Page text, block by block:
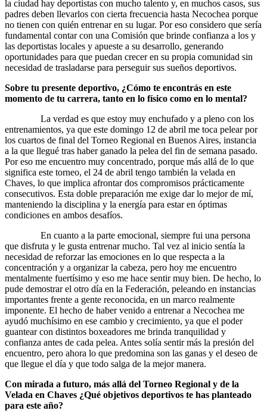
la ciudad hay deportistas con mucho talento y, en muchos casos, sus
padres deben llevarlos con cierta frecuencia hasta Necochea porque
no tienen con quién entrenar en su lugar. Por eso considero que sería
fundamental contar con una Comisión que brinde confianza a los y
las deportistas locales y apueste a su desarrollo, generando
oportunidades para que puedan crecer en su propia comunidad sin
necesidad de trasladarse para perseguir sus sueños deportivos.
Sobre tu presente deportivo, ¿Cómo te encontrás en este
momento de tu carrera, tanto en lo físico como en lo mental?
La verdad es que estoy muy enchufado y a pleno con los
entrenamientos, ya que este domingo 12 de abril me toca pelear por
los cuartos de final del Torneo Regional en Buenos Aires, instancia
a la que llegué tras haber ganado la pelea del fin de semana pasado.
Por eso me encuentro muy concentrado, porque más allá de lo que
significa este torneo, el 24 de abril tengo también la velada en
Chaves, lo que implica afrontar dos compromisos prácticamente
consecutivos. Esta doble preparación me exige dar lo mejor de mí,
manteniendo la disciplina y la energía para estar en óptimas
condiciones en ambos desafíos.
En cuanto a la parte emocional, siempre fui una persona
que disfruta y le gusta entrenar mucho. Tal vez al inicio sentía la
necesidad de reforzar las emociones en lo que respecta a la
concentración y a organizar la cabeza, pero hoy me encuentro
mentalmente fuertísimo y eso me hace sentir muy bien. De hecho, lo
pude demostrar el otro día en la Federación, peleando en instancias
importantes frente a gente reconocida, en un marco realmente
imponente. El hecho de haber venido a entrenar a Necochea me
ayudó muchísimo en ese cambio y crecimiento, ya que el poder
guantear con distintos boxeadores me brinda tranquilidad y
confianza antes de cada pelea. Antes solía sentir más la presión del
encuentro, pero ahora lo que predomina son las ganas y el deseo de
que llegue el día y que todo salga de la mejor manera.
Con mirada a futuro, más allá del Torneo Regional y de la
Velada en Chaves ¿Qué objetivos deportivos te has planteado
para este año?